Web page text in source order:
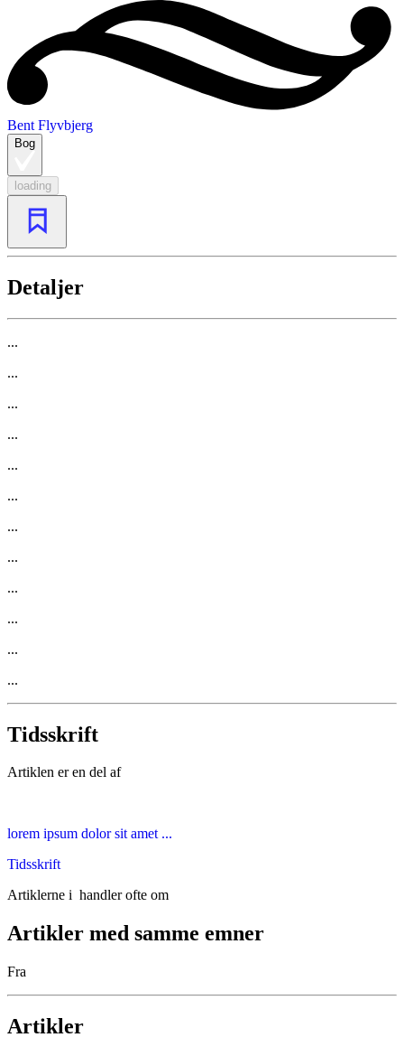
Bent Flyvbjerg
Bog
loading
Detaljer
...
...
...
...
...
...
...
...
...
...
...
...
Tidsskrift
Artiklen er en del af
lorem ipsum dolor sit amet ...
Tidsskrift
Artiklerne i handler ofte om
Artikler med samme emner
Fra
Artikler